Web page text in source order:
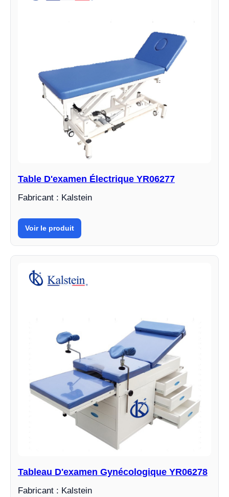
Table D'examen Électrique YR06277
Fabricant : Kalstein
Voir le produit
Tableau D'examen Gynécologique YR06278
Fabricant : Kalstein